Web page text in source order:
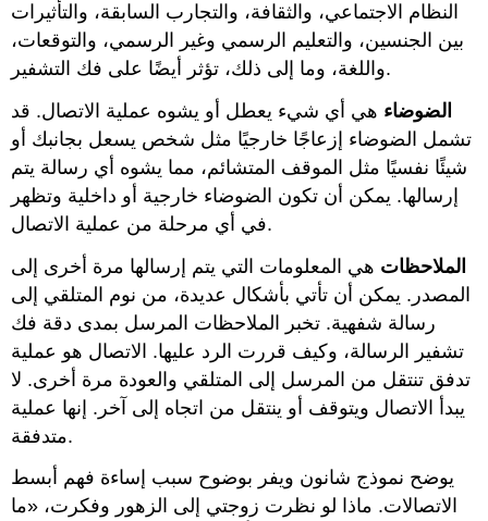
النظام الاجتماعي، والثقافة، والتجارب السابقة، والتأثيرات
بين الجنسين، والتعليم الرسمي وغير الرسمي، والتوقعات،
واللغة، وما إلى ذلك، تؤثر أيضًا على فك التشفير.
الضوضاء هي أي شيء يعطل أو يشوه عملية الاتصال. قد
تشمل الضوضاء إزعاجًا خارجيًا مثل شخص يسعل بجانبك أو
شيئًا نفسيًا مثل الموقف المتشائم، مما يشوه أي رسالة يتم
إرسالها. يمكن أن تكون الضوضاء خارجية أو داخلية وتظهر
في أي مرحلة من عملية الاتصال.
الملاحظات هي المعلومات التي يتم إرسالها مرة أخرى إلى
المصدر. يمكن أن تأتي بأشكال عديدة، من نوم المتلقي إلى
رسالة شفهية. تخبر الملاحظات المرسل بمدى دقة فك
تشفير الرسالة، وكيف قررت الرد عليها. الاتصال هو عملية
تدفق تنتقل من المرسل إلى المتلقي والعودة مرة أخرى. لا
يبدأ الاتصال ويتوقف أو ينتقل من اتجاه إلى آخر. إنها عملية
متدفقة.
يوضح نموذج شانون ويفر بوضوح سبب إساءة فهم أبسط
الاتصالات. ماذا لو نظرت زوجتي إلى الزهور وفكرت، «ما